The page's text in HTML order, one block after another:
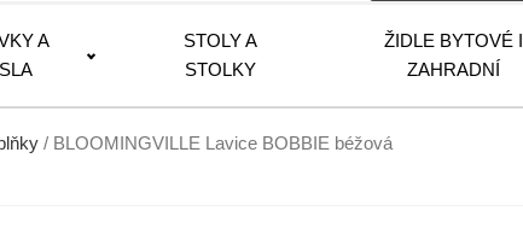
A
STOLY A
STOLKY
ŽIDLE BYTOVÉ I
ZAHRADNÍ
/ BLOOMINGVILLE Lavice BOBBIE béžová